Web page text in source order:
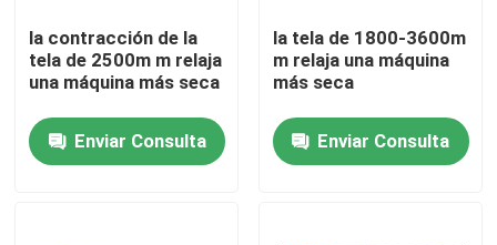
Sobre nosotros
Contactos
la contracción de la
tela de 2500m m relaja
una máquina más seca
Enviar Consulta
la tela de 1800-3600m
m relaja una máquina
más seca
Enviar Consulta